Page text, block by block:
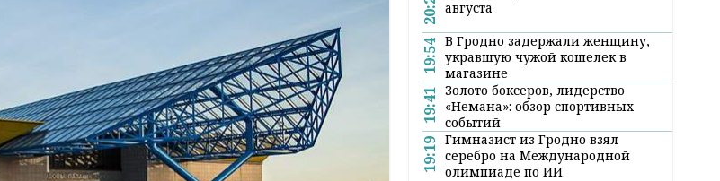
августа
19:54 В Гродно задержали женщину,
укравшую чужой кошелек в
магазине
19:41 Золото боксеров, лидерство
«Немана»: обзор спортивных
событий
19:19 Гимназист из Гродно взял
серебро на Международной
олимпиаде по ИИ